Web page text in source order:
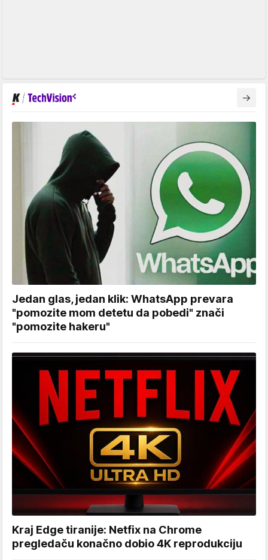
Jedan glas, jedan klik: WhatsApp prevara
"pomozite mom detetu da pobedi" znači
"pomozite hakeru"
Kraj Edge tiranije: Netfix na Chrome
pregledaču konačno dobio 4K reprodukciju